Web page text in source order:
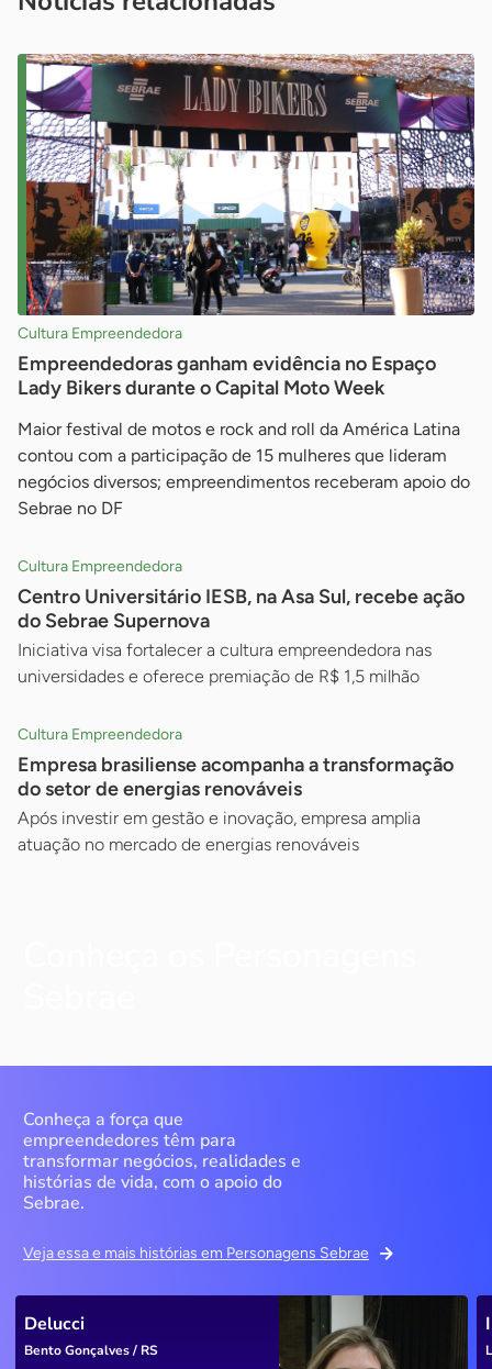
Cultura Empreendedora
Empreendedoras ganham evidência no Espaço
Lady Bikers durante o Capital Moto Week
Maior festival de motos e rock and roll da América Latina
contou com a participação de 15 mulheres que lideram
negócios diversos; empreendimentos receberam apoio do
Sebrae no DF
Cultura Empreendedora
Centro Universitário IESB, na Asa Sul, recebe ação
do Sebrae Supernova
Iniciativa visa fortalecer a cultura empreendedora nas
universidades e oferece premiação de R$ 1,5 milhão
Cultura Empreendedora
Empresa brasiliense acompanha a transformação
do setor de energias renováveis
Após investir em gestão e inovação, empresa amplia
atuação no mercado de energias renováveis
Conheça a força que
empreendedores têm para
transformar negócios, realidades e
histórias de vida, com o apoio do
Sebrae.
Veja essa e mais histórias em Personagens Sebrae
Delucci
Bento Gonçalves / RS